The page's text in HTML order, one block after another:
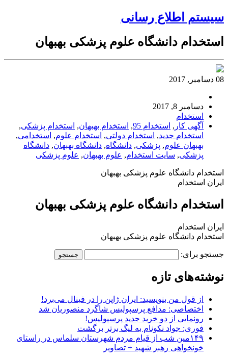
سیستم اطلاع رسانی
استخدام دانشگاه علوم پزشکی بهبهان
08 دسامبر, 2017
دسامبر 8, 2017
استخدام
آگهی کار , استخدام 95 , استخدام بهبهان, استخدام پزشکی,
استخدام جدید, استخدام دولتی, استخدام علوم, استخدامی,
بهبهان علوم, پزشکی, دانشگاه, دانشگاه بهبهان, دانشگاه
پزشکی, سایت استخدام, علوم بهبهان, علوم پزشکی
استخدام دانشگاه علوم پزشکی بهبهان
ایران استخدام
استخدام دانشگاه علوم پزشکی بهبهان
ایران استخدام
استخدام دانشگاه علوم پزشکی بهبهان
جستجو برای:
نوشته‌های تازه
از قول من بنویسید: ایران ژاپن را در فینال می‌برد!
اختصاصی: مدافع پرسپولیس شاگرد منصوریان شد
رونمایی از دو خرید جدید پرسپولیس!
فوری: جواد نکونام به لیگ برتر برگشت
۱۴۹مین شب از قیام مردم شهرستان سلماس در راستای
خونخواهی رهبر شهید + تصاویر